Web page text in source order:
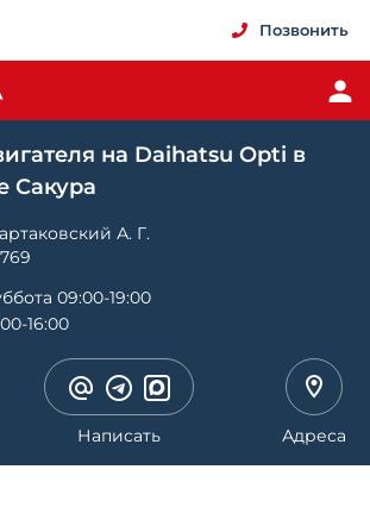
Позвонить
на Daihatsu Opti в
Сакура
А. Г.
09:00-19:00
16:00
Написать Адреса